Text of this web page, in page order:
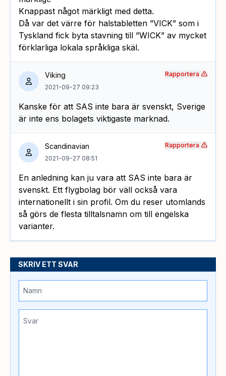
Knappast något märkligt med detta.
Då var det värre för halstabletten ”VICK” som i
Tyskland fick byta stavning till ”WICK” av mycket
förklarliga lokala språkliga skäl.
Viking
2021-09-27 09:23
Kanske för att SAS inte bara är svenskt, Sverige
är inte ens bolagets viktigaste marknad.
Rapportera
Scandinavian
2021-09-27 08:51
En anledning kan ju vara att SAS inte bara är
svenskt. Ett flygbolag bör väll också vara
internationellt i sin profil. Om du reser utomlands
så görs de flesta tilltalsnamn om till engelska
varianter.
Rapportera
SKRIV ETT SVAR